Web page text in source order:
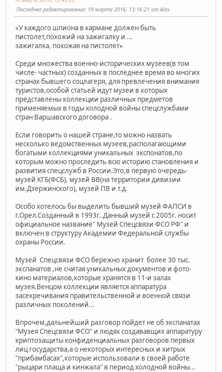
Последнее редактирование: 19 марта 2016, 13:16:21 от Alex
«У каждого шпиона в кармане должен быть
пистолет,похожий на зажигалку и ...
зажигалка, похожая на пистолет»
Среди множества военно-исторических музеев(в том
числе- частных) созданных в последнее время во многих
странах бывшего соцлагеря, для превлечения внимания
туристов,особой статьей идут музеи в которых
представлены коллекции различных предметов
применяемых в годы холодной войны спецслужбами
стран Варшавского договора .
Если говорить о нашей стране,то можно назвать
несколько ведомственных музеев,располагающими
богатыми коллекциями уникальных экспонатов,по
которым можно проследить всю историю становления и
развития спецслужб в России.Это,в первую очередь-
музей КГБ(ФСБ), музей ВВ(на территории дивизии
им.Дзержинского), музей ПВ и т.д.
Особо хотелось бы выделить бывший музей ФАПСИ в
г.Орел.Созданный в 1993г..Данный музей с 2005г. носит
официальное название" Музей Спецсвязи ФСО РФ" и
включен в структуру Академии Федеральной службы
охраны России.
Музей Спецсвязи ФСО бережно хранит более 30 тыс.
экспанатов ,не считая уникальных документов и фото-
кино материалов,которые хранятся в 11-и залах
музея.Венцом коллекции является аппаратура
засекречивания правительственной и военной связи
различных поколений...
Впрочем,дальнейший разговор пойдет не об экспанатах
"Музея Спецсвязи ФСО" и людях создававщих аппаратуру
криптозащиты конфиденциальных разговоров первых
лиц государства,а о некоторых интересных и хитрых
"прибамбасах",которые использовали в своей работе
"рыцари плаща и кинжала" в период холодной войны...